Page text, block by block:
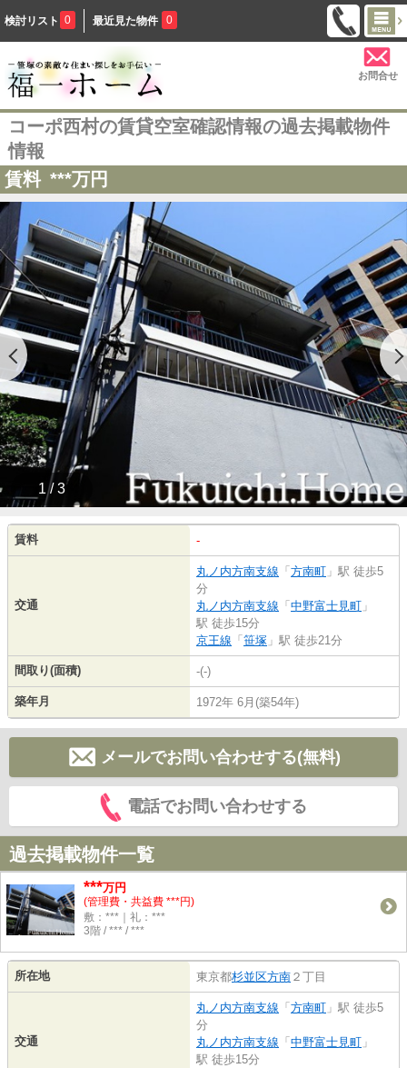
検討リスト 0 最近見た物件 0
お問合せ
コーポ西村の賃貸空室確認情報の過去掲載物件
情報
賃料 ***万円
1 / 3
賃料 -
交通
丸ノ内方南支線 「 方南町 」駅 徒歩5
分
丸ノ内方南支線 「 中野富士見町 」
駅 徒歩15分
京王線 「 笹塚 」駅 徒歩21分
間取り(面積) -(-)
築年月 1972年 6月(築54年)
メールでお問い合わせする(無料)
電話でお問い合わせする
過去掲載物件一覧
***万円
(管理費・共益費 ***円)
敷：***｜礼：***
3階 / *** / ***
所在地 東京都杉並区方南 ２丁目
交通
丸ノ内方南支線 「 方南町 」駅 徒歩5
分
丸ノ内方南支線 「 中野富士見町 」
駅 徒歩15分